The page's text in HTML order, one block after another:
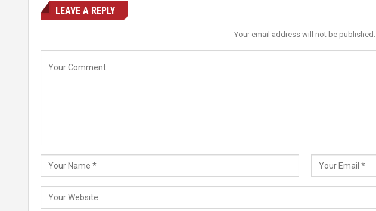
LEAVE A REPLY
Your email address will not be published.